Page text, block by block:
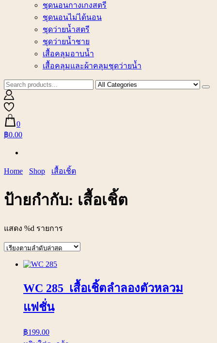
ชุดนอนกางเกงสตรี
ชุดนอนไม่ได้นอน
ชุดว่ายน้ำสตรี
ชุดว่ายน้ำชาย
เสื้อคลุมอาบน้ำ
เสื้อคลุมและผ้าคลุมชุดว่ายน้ำ
0
฿0.00
Home Shop เสื้อเชิ้ต
ป้ายกำกับ: เสื้อเชิ้ต
แสดง %d รายการ
WC 285 เสื้อเชิ้ตลำลองตัวหลวม
แฟชั่น
฿199.00